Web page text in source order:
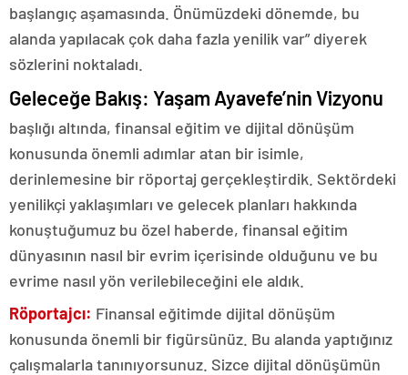
başlangıç aşamasında. Önümüzdeki dönemde, bu
alanda yapılacak çok daha fazla yenilik var” diyerek
sözlerini noktaladı.
Geleceğe Bakış: Yaşam Ayavefe’nin Vizyonu
başlığı altında, finansal eğitim ve dijital dönüşüm
konusunda önemli adımlar atan bir isimle,
derinlemesine bir röportaj gerçekleştirdik. Sektördeki
yenilikçi yaklaşımları ve gelecek planları hakkında
konuştuğumuz bu özel haberde, finansal eğitim
dünyasının nasıl bir evrim içerisinde olduğunu ve bu
evrime nasıl yön verilebileceğini ele aldık.
Röportajcı: Finansal eğitimde dijital dönüşüm
konusunda önemli bir figürsünüz. Bu alanda yaptığınız
çalışmalarla tanınıyorsunuz. Sizce dijital dönüşümün